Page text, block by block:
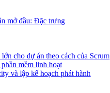
mở đầu: Đặc trưng
cho dự án theo cách của Scrum
mềm linh hoạt
và lập kế hoạch phát hành